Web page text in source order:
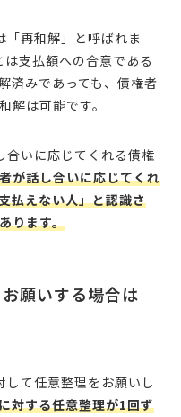
再和解」と呼ばれま
支払額への合意である
済みであっても、債権者
解は可能です。
合いに応じてくれる債権
が話し合いに応じてくれ
払えない人」と認識さ
ります。
願いする場合は
て任意整理をお願いし
対する任意整理が1回ず